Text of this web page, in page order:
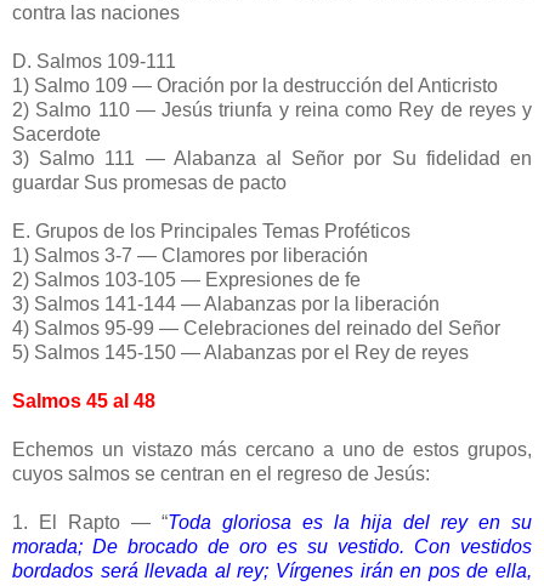
contra las naciones
D. Salmos 109-111
1) Salmo 109 — Oración por la destrucción del Anticristo
2) Salmo 110 — Jesús triunfa y reina como Rey de reyes y
Sacerdote
3) Salmo 111 — Alabanza al Señor por Su fidelidad en
guardar Sus promesas de pacto
E. Grupos de los Principales Temas Proféticos
1) Salmos 3-7 — Clamores por liberación
2) Salmos 103-105 — Expresiones de fe
3) Salmos 141-144 — Alabanzas por la liberación
4) Salmos 95-99 — Celebraciones del reinado del Señor
5) Salmos 145-150 — Alabanzas por el Rey de reyes
Salmos 45 al 48
Echemos un vistazo más cercano a uno de estos grupos,
cuyos salmos se centran en el regreso de Jesús:
1. El Rapto — “Toda gloriosa es la hija del rey en su
morada; De brocado de oro es su vestido. Con vestidos
bordados será llevada al rey; Vírgenes irán en pos de ella,